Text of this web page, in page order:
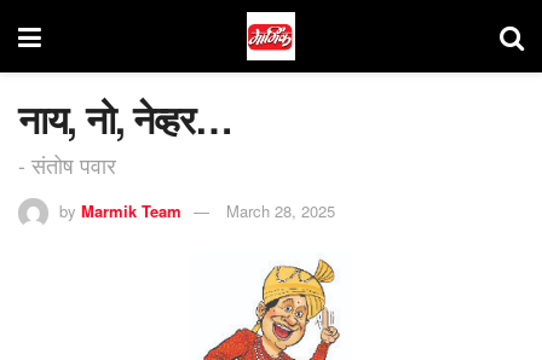
नाय, नो, नेव्हर…
- संतोष पवार
by Marmik Team March 28, 2025